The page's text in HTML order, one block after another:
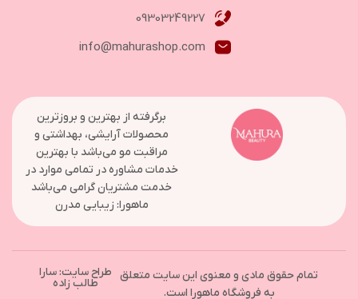
09303249227
info@mahurashop.com
برگرفته از بهترین و بروزترین
محصولات آرایشی، بهداشتی و
مراقبت مو می‌باشد با بهترین
خدمات مشاوره در تمامی موارد در
خدمت مشتریان گرامی می‌باشد
ماهورا: زیبایی مدرن
تمام حقوق مادی و معنوی این سایت متعلق
به فروشگاه ماهورا است.
طراح سایت: سارا
طالب زاده